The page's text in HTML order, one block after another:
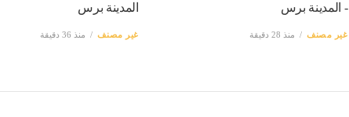
- المدينة برس
غير مصنف منذ 28 دقيقة
المدينة برس
غير مصنف منذ 36 دقيقة